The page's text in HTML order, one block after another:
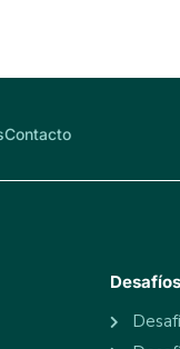
Contacto
Desafíos